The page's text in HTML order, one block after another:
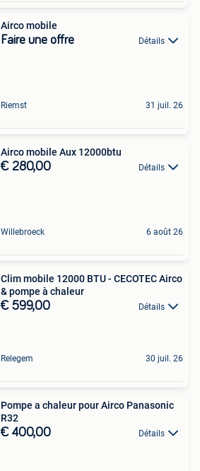
Airco mobile
Faire une offre Détails
Riemst 31 juil. 26
Airco mobile Aux 12000btu
€ 280,00 Détails
Willebroeck 6 août 26
Clim mobile 12000 BTU - CECOTEC Airco
& pompe à chaleur
€ 599,00 Détails
Relegem 30 juil. 26
Pompe a chaleur pour Airco Panasonic
R32
€ 400,00 Détails